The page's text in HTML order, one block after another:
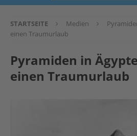
STARTSEITE Medien
einen Traumurlaub
Pyramiden in
einen Traumurlaub